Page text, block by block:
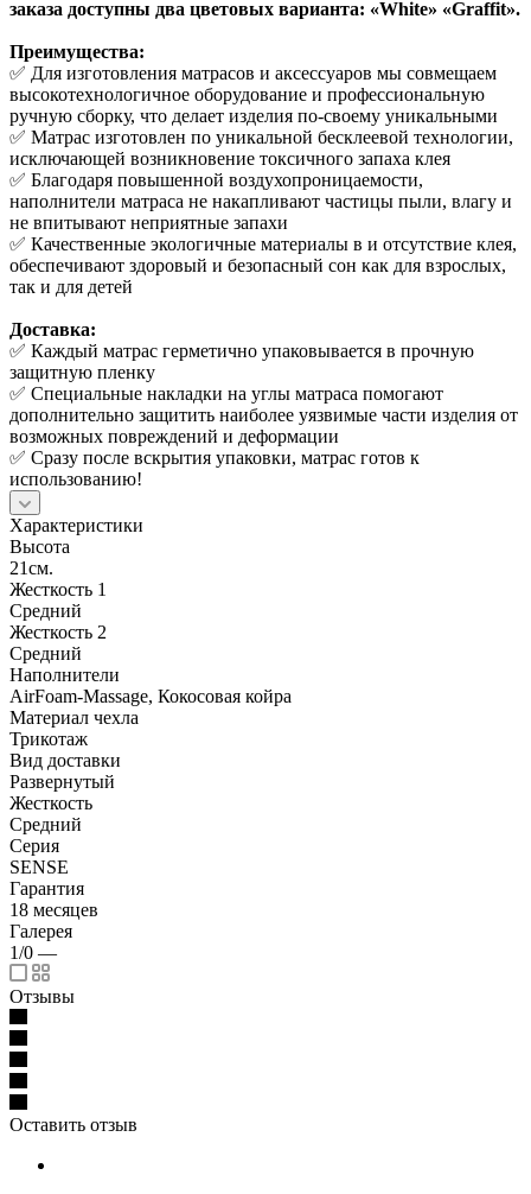
заказа доступны два цветовых варианта: «White» «Graffit».
Преимущества:
✅ Для изготовления матрасов и аксессуаров мы совмещаем
высокотехнологичное оборудование и профессиональную
ручную сборку, что делает изделия по-своему уникальными
✅ Матрас изготовлен по уникальной бесклеевой технологии,
исключающей возникновение токсичного запаха клея
✅ Благодаря повышенной воздухопроницаемости,
наполнители матраса не накапливают частицы пыли, влагу и
не впитывают неприятные запахи
✅ Качественные экологичные материалы в и отсутствие клея,
обеспечивают здоровый и безопасный сон как для взрослых,
так и для детей
Доставка:
✅ Каждый матрас герметично упаковывается в прочную
защитную пленку
✅ Специальные накладки на углы матраса помогают
дополнительно защитить наиболее уязвимые части изделия от
возможных повреждений и деформации
✅ Сразу после вскрытия упаковки, матрас готов к
использованию!
Характеристики
Высота
21см.
Жесткость 1
Средний
Жесткость 2
Средний
Наполнители
AirFoam-Massage, Кокосовая койра
Материал чехла
Трикотаж
Вид доставки
Развернутый
Жесткость
Средний
Серия
SENSE
Гарантия
18 месяцев
Галерея
1/0 —
Отзывы
Оставить отзыв